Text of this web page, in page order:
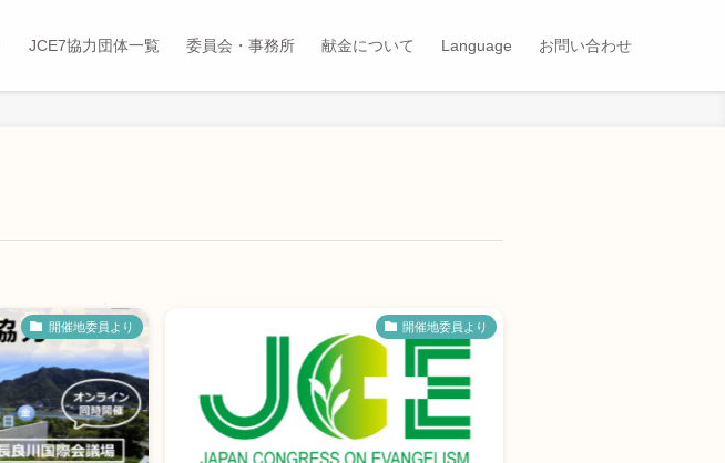
JCE7協力団体一覧 委員会・事務所 献金について Language お問い合わせ
開催地委員より 開催地委員より